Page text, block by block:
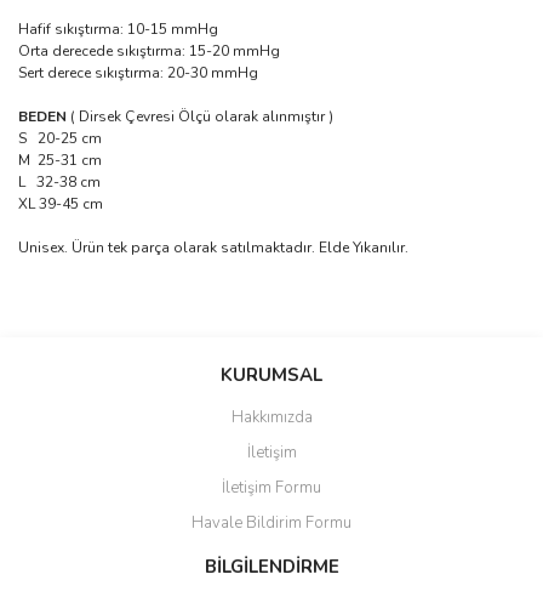
Hafif sıkıştırma: 10-15 mmHg
Orta derecede sıkıştırma: 15-20 mmHg
Sert derece sıkıştırma: 20-30 mmHg
BEDEN ( Dirsek Çevresi Ölçü olarak alınmıştır )
S 20-25 cm
M 25-31 cm
L 32-38 cm
XL 39-45 cm
Unisex. Ürün tek parça olarak satılmaktadır. Elde Yıkanılır.
Bu ürüne ilk yorumu siz yapın!
Yorum Yaz
KURUMSAL
Hakkımızda
İletişim
İletişim Formu
Havale Bildirim Formu
BİLGİLENDİRME